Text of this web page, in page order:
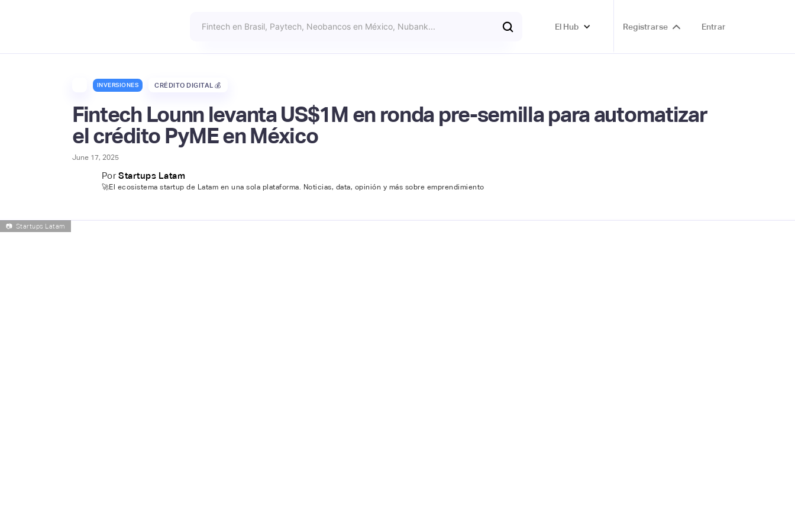
El Hub Registrarse Entrar
INVERSIONES CRÉDITO DIGITAL 💰
Fintech Lounn levanta US$1M en ronda pre-semilla para automatizar
el crédito PyME en México
June 17, 2025
Por Startups Latam
🚀El ecosistema startup de Latam en una sola plataforma. Noticias, data, opinión y más sobre emprendimiento
📷 Startups Latam